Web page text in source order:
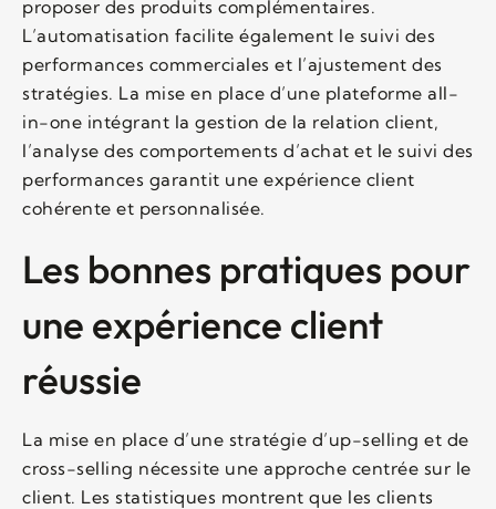
proposer des produits complémentaires.
L’automatisation facilite également le suivi des
performances commerciales et l’ajustement des
stratégies. La mise en place d’une plateforme all-
in-one intégrant la gestion de la relation client,
l’analyse des comportements d’achat et le suivi des
performances garantit une expérience client
cohérente et personnalisée.
Les bonnes pratiques pour
une expérience client
réussie
La mise en place d’une stratégie d’up-selling et de
cross-selling nécessite une approche centrée sur le
client. Les statistiques montrent que les clients